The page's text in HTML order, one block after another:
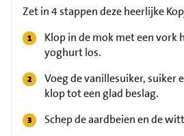
Zet in 4 stappen deze heerlijke
Klop in de mok met een vork
yoghurt los.
Voeg de vanillesuiker, suiker
klop tot een glad beslag.
Schep de aardbeien en de